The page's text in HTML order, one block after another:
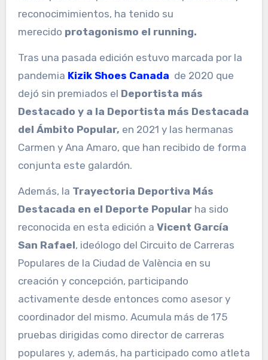
reconocimimientos, ha tenido su
merecido protagonismo el running.
Tras una pasada edición estuvo marcada por la
pandemia Kizik Shoes Canada de 2020 que
dejó sin premiados el Deportista más
Destacado y a la Deportista más Destacada
del Ámbito Popular, en 2021 y las hermanas
Carmen y Ana Amaro, que han recibido de forma
conjunta este galardón.
Además, la Trayectoria Deportiva Más
Destacada en el Deporte Popularha sido
reconocida en esta edición a Vicent García
San Rafael, ideólogo del Circuito de Carreras
Populares de la Ciudad de València en su
creación y concepción, participando
activamente desde entonces como asesor y
coordinador del mismo. Acumula más de 175
pruebas dirigidas como director de carreras
populares y, además, ha participado como atleta